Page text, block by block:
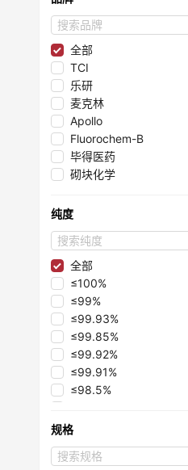
全部
TCI
乐研
麦克林
Apollo
Fluorochem-B
毕得医药
砌块化学
纯度
全部
≤100%
≤99%
≤99.93%
≤99.85%
≤99.92%
≤99.91%
≤98.5%
≤99.1%
≤98.6%
规格